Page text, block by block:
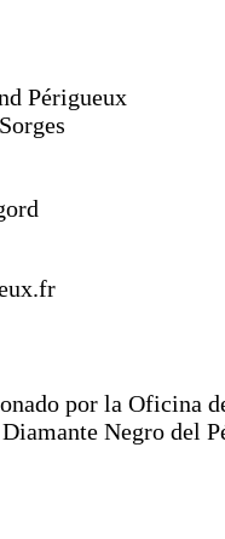
Périgueux
por la Oficina
Negro del